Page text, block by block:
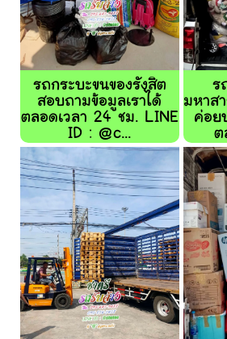
รถกระบะขนของรังสิต
สอบถามข้อมูลเราได้
ตลอดเวลา 24 ชม. LINE
ID : @c...
ร
มหาส
ค่อย
ต